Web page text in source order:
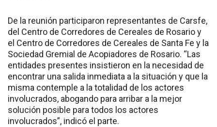
De la reunión participaron representantes de Carsfe,
del Centro de Corredores de Cereales de Rosario y
el Centro de Corredores de Cereales de Santa Fe y la
Sociedad Gremial de Acopiadores de Rosario. “Las
entidades presentes insistieron en la necesidad de
encontrar una salida inmediata a la situación y que la
misma contemple a la totalidad de los actores
involucrados, abogando para arribar a la mejor
solución posible para todos los actores
involucrados”, indicó el parte.